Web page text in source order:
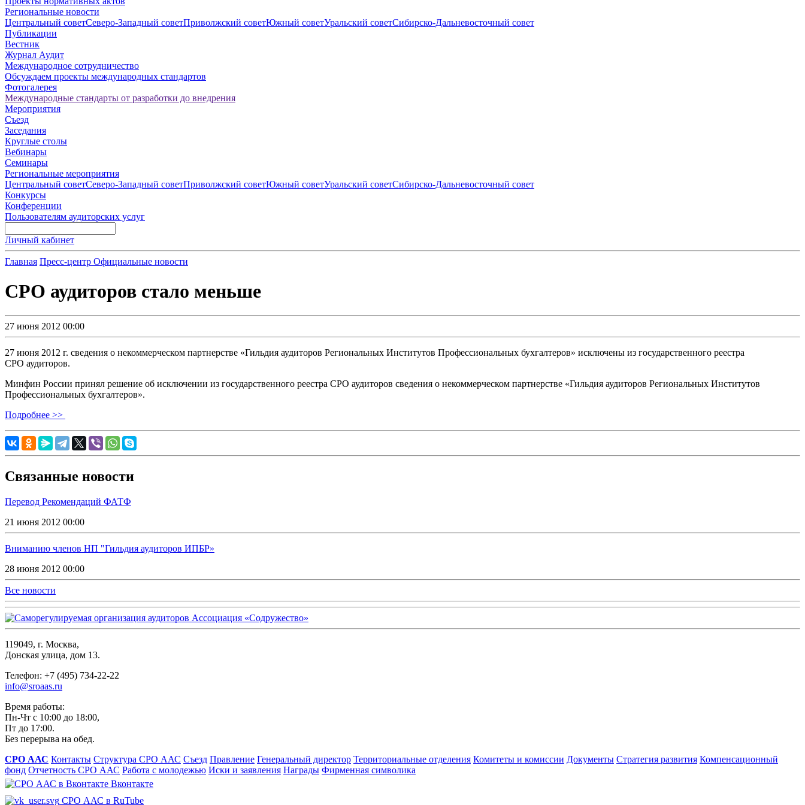
Региональные новости
Центральный советСеверо-Западный советПриволжский советЮжный советУральский советСибирско-Дальневосточный совет
Публикации
Вестник
Журнал Аудит
Международное сотрудничество
Обсуждаем проекты международных стандартов
Фотогалерея
Международные стандарты от разработки до внедрения
Мероприятия
Съезд
Заседания
Круглые столы
Вебинары
Семинары
Региональные мероприятия
Центральный советСеверо-Западный советПриволжский советЮжный советУральский советСибирско-Дальневосточный совет
Конкурсы
Конференции
Пользователям аудиторских услуг
Личный кабинет
Главная Пресс-центр Официальные новости
СРО аудиторов стало меньше
27 июня 2012 00:00
27 июня 2012 г. сведения о некоммерческом партнерстве «Гильдия аудиторов Региональных Институтов Профессиональных бухгалтеров» исключены из государственного реестра
СРО аудиторов.
Минфин России принял решение об исключении из государственного реестра СРО аудиторов сведения о некоммерческом партнерстве «Гильдия аудиторов Региональных Институтов
Профессиональных бухгалтеров».
Подробнее >>
Связанные новости
Перевод Рекомендаций ФАТФ
21 июня 2012 00:00
Вниманию членов НП "Гильдия аудиторов ИПБР»
28 июня 2012 00:00
Все новости
119049, г. Москва,
Донская улица, дом 13.
Телефон: +7 (495) 734-22-22
info@sroaas.ru
Время работы:
Пн-Чт с 10:00 до 18:00,
Пт до 17:00.
Без перерыва на обед.
СРО ААС Контакты Структура СРО ААС Съезд Правление Генеральный директор Территориальные отделения Комитеты и комиссии Документы Стратегия развития Компенсационный
фонд Отчетность СРО ААС Работа с молодежью Иски и заявления Награды Фирменная символика
Вконтакте
СРО ААС в RuTube